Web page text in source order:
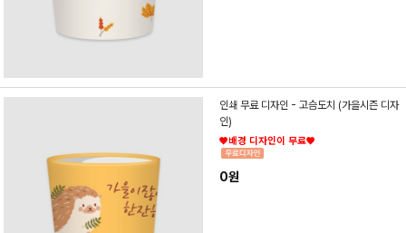
인쇄 무료 디자인 - 고슴도치 (가을시즌 디자
인)
♥배경 디자인이 무료♥
0원